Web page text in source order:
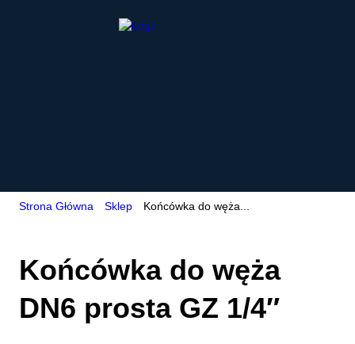
Strona Główna Sklep Końcówka do węża...
Końcówka do węża
DN6 prosta GZ 1/4″